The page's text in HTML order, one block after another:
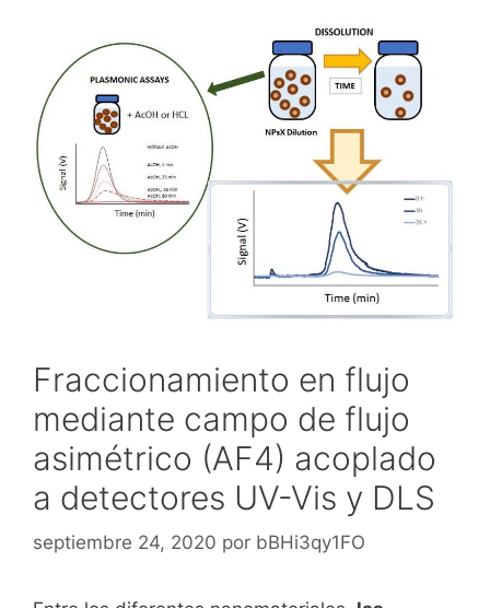
Fraccionamiento en flujo
mediante campo de flujo
asimétrico (AF4) acoplado
a detectores UV-Vis y DLS
septiembre 24, 2020 por bBHi3qy1FO